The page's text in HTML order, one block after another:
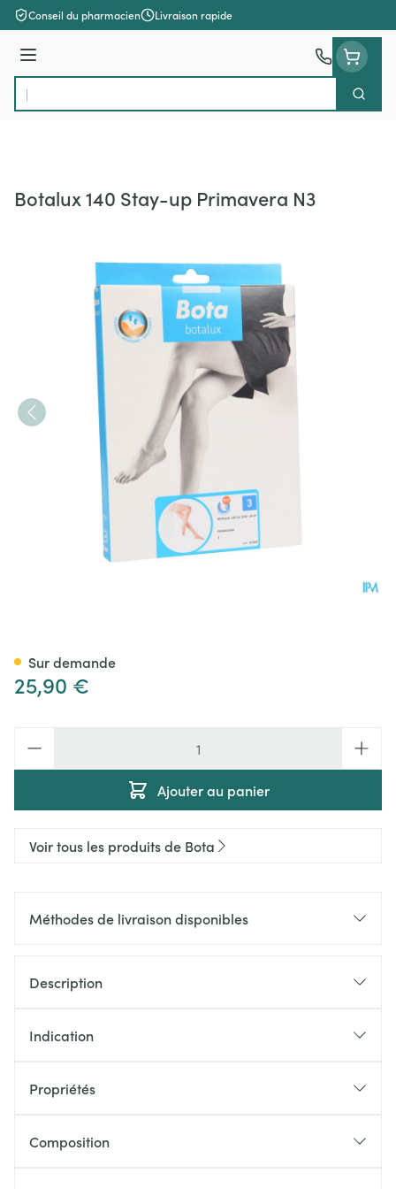
Aller au contenu
Conseil du pharmacien Livraison rapide
Menu
Rechercher
Botalux 140 Stay-up Primavera N3
25,90 €
Ajouter au panier
Sur demande
Voir tous les produits de Bota
Méthodes de livraison disponibles
Description
Indication
Propriétés
Composition